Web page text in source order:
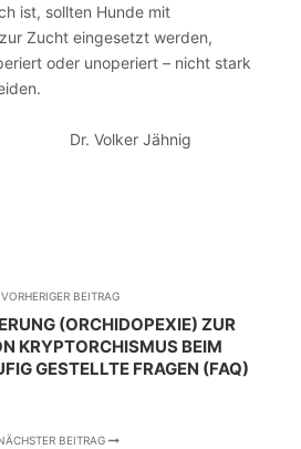
ist, sollten Hunde mit
Zucht eingesetzt werden,
oder unoperiert – nicht stark
Dr. Volker Jähnig
VORHERIGER BEITRAG
(ORCHIDOPEXIE) ZUR
KRYPTORCHISMUS BEIM
GESTELLTE FRAGEN (FAQ)
BEITRAG